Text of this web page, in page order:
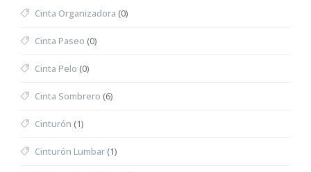
Cinta Organizadora (0)
Cinta Paseo (0)
Cinta Pelo (0)
Cinta Sombrero (6)
Cinturón (1)
Cinturón Lumbar(1)